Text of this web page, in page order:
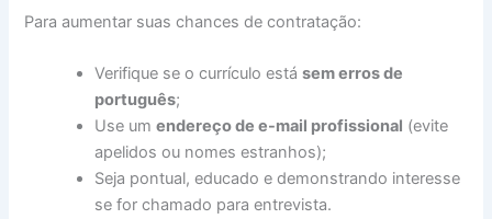
Para aumentar suas chances de contratação:
Verifique se o currículo estásem erros de
português;
Use umendereço de e-mail profissional (evite
apelidos ou nomes estranhos);
Seja pontual, educado e demonstrando interesse
se for chamado para entrevista.